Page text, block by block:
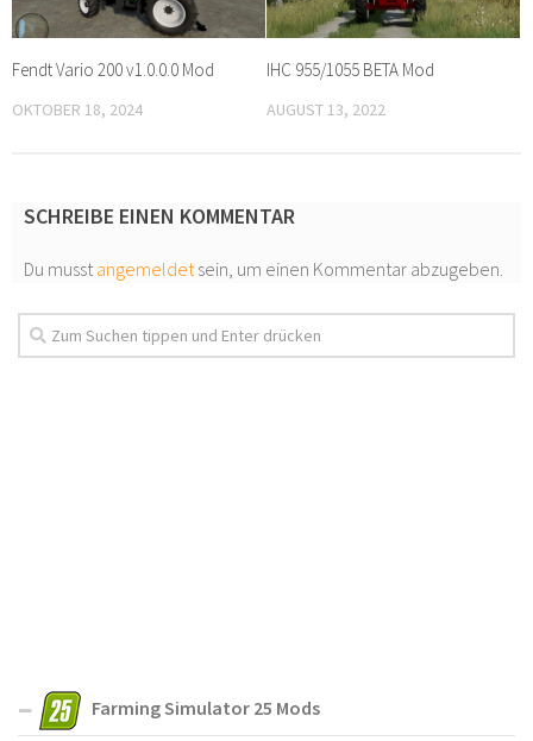
Fendt Vario 200 v1.0.0.0 Mod
OKTOBER 18, 2024
IHC 955/1055 BETA Mod
AUGUST 13, 2022
SCHREIBE EINEN KOMMENTAR
Du musstangemeldetsein, um einen Kommentar abzugeben.
Farming Simulator 25 Mods